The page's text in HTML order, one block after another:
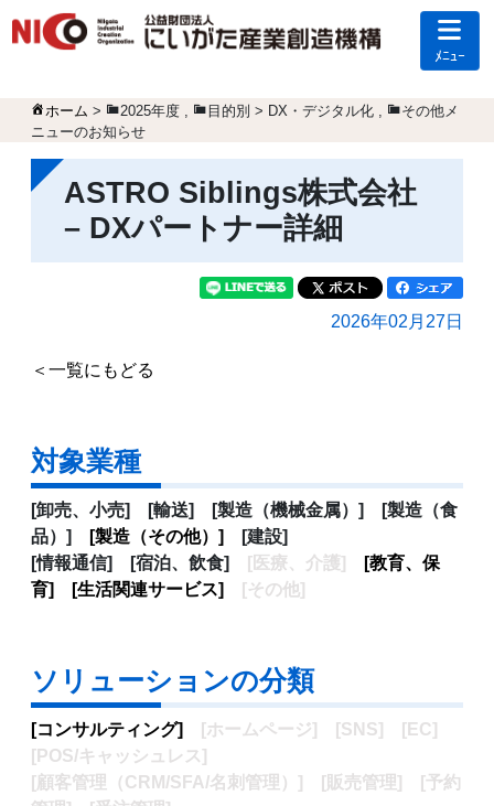
ﾒﾆｭｰ
ホーム > 2025年度 , 目的別 > DX・デジタル化 ,
その他メ
ニューのお知らせ
ASTRO Siblings株式会社
– DXパートナー詳細
2026年02月27日
＜一覧にもどる
対象業種
[卸売、小売] [輸送] [製造（機械金属）]
[製造（食
品）]
[製造（その他）]
[建設]
[情報通信]
[宿泊、飲食] [医療、介護]
[教育、保
育]
[生活関連サービス] [その他]
ソリューションの分類
[コンサルティング] [ホームページ] [SNS]
[EC]
[POS/キャッシュレス]
[顧客管理（CRM/SFA/名刺管理）]
[販売管理]
[予約